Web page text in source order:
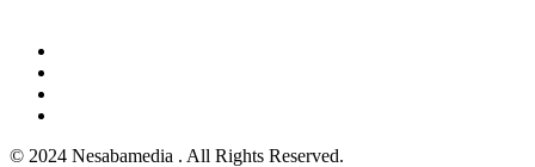
© 2024 Nesabamedia . All Rights Reserved.